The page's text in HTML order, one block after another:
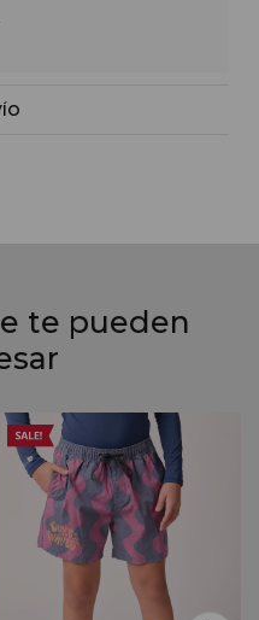
te pueden